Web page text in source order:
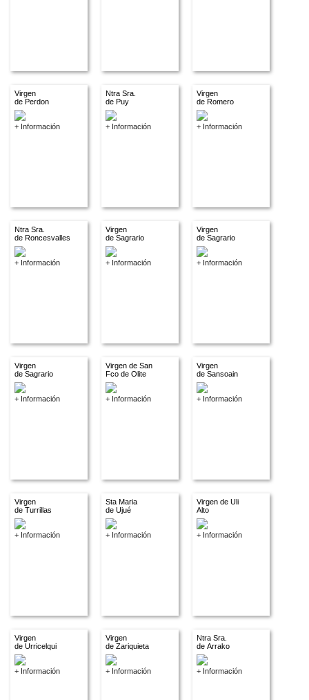
Virgen
de Perdon
+ Información
Ntra Sra.
de Puy
+ Información
Virgen
de Romero
+ Información
Ntra Sra.
de Roncesvalles
+ Información
Virgen
de Sagrario
+ Información
Virgen
de Sagrario
+ Información
Virgen
de Sagrario
+ Información
Virgen de San
Fco de Olite
+ Información
Virgen
de Sansoain
+ Información
Virgen
de Turrillas
+ Información
Sta Maria
de Ujué
+ Información
Virgen de Uli
Alto
+ Información
Virgen
de Urricelqui
+ Información
Virgen
de Zariquieta
+ Información
Ntra Sra.
de Arrako
+ Información